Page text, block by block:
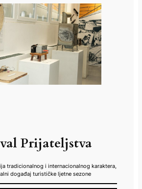
Prijateljstva
tradicionalnog i internacionalnog karaktera,
događaj turističke ljetne sezone